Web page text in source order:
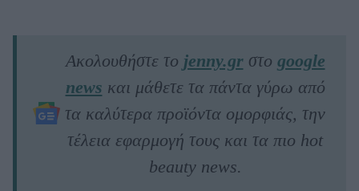
Ακολουθήστε το jenny.grστο google
news και μάθετε τα πάντα γύρω από
τα καλύτερα προϊόντα ομορφιάς, την
τέλεια εφαρμογή τους και τα πιο hot
beauty news.